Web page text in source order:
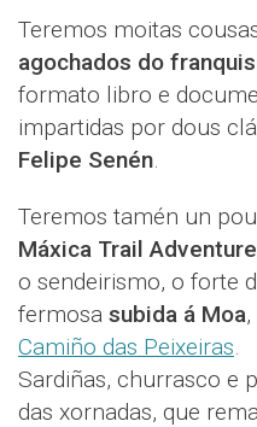
Teremos moitas
agochados do
formato libro e
impartidas por dous
Felipe Senén.
Teremos tamén un
Máxica Trail Adventure
o sendeirismo, o forte
fermosa subida á Moa
Camiño das Peixeiras.
Sardiñas, churrasco e
das xornadas, que